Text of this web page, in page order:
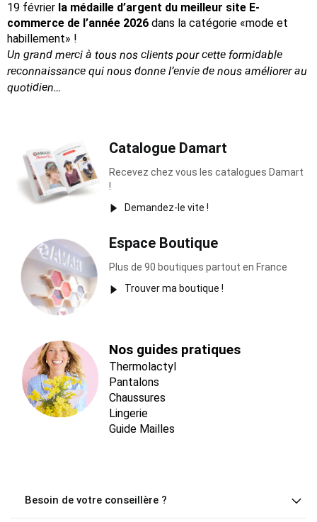
19 février la médaille d’argent du meilleur site E-
commerce de l’année 2026 dans la catégorie «mode et
habillement» !
Un grand merci à tous nos clients pour cette formidable
reconnaissancequi nous donne l’envie de nous améliorer au
quotidien…
Catalogue Damart
Recevez chez vous les catalogues Damart
!
Demandez-le vite !
Espace Boutique
Plus de 90 boutiques partout en France
Trouver ma boutique !
Nos guides pratiques
Thermolactyl
Pantalons
Chaussures
Lingerie
Guide Mailles
Besoin de votre conseillère ?